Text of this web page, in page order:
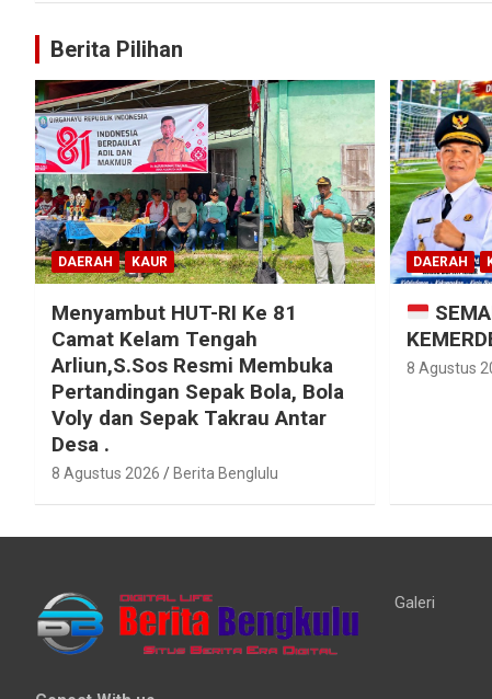
Berita Pilihan
DAERAH KAUR
Menyambut HUT-RI Ke 81
Camat Kelam Tengah
Arliun,S.Sos Resmi Membuka
Pertandingan Sepak Bola, Bola
Voly dan Sepak Takrau Antar
Desa .
8 Agustus 2026 Berita Benglulu
DAERAH
8 Agustus
Galeri